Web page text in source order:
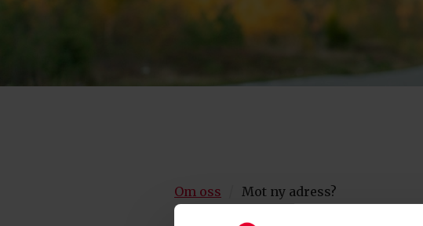
Om oss Mot ny adress?